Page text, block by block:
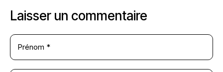
Laisser un commentaire